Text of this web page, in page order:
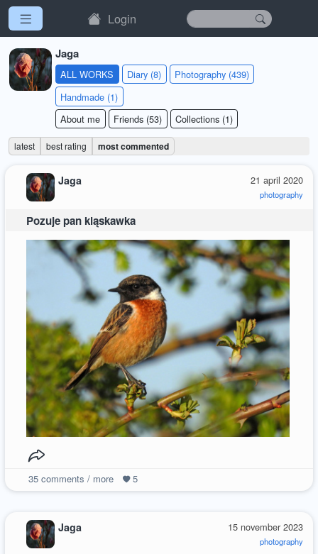
Login
Jaga
ALL WORKS Diary (8)
Photography (439)
Handmade (1)
About me
Friends (53) Collections (1)
latest best rating most commented
21 april 2020
photography
Jaga
Pozuje pan kląskawka
35comments / more 5
15 november 2023
photography
Jaga